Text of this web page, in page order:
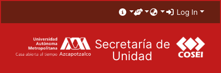
Log In
Secretaría de
Unidad